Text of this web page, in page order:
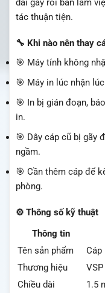
dài gây rối bàn làm
tác thuận tiện.
🔧 Khi nào nên thay
🎯 Máy tính không
🎯 Máy in lúc nhận
🎯 In bị gián đoạn,
in.
🎯 Dây cáp cũ bị gãy
ngầm.
🎯 Cần thêm cáp để
phòng.
⚙️ Thông số kỹ thuật
Thông tin
Tên sản phẩm
Cáp
Thương hiệu
VSP
Chiều dài
1.5